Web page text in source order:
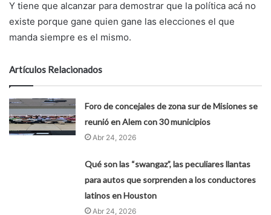
Y tiene que alcanzar para demostrar que la política acá no
existe porque gane quien gane las elecciones el que
manda siempre es el mismo.
Artículos Relacionados
Foro de concejales de zona sur de Misiones se
reunió en Alem con 30 municipios
Abr 24, 2026
Qué son las “swangaz”, las peculiares llantas
para autos que sorprenden a los conductores
latinos en Houston
Abr 24, 2026